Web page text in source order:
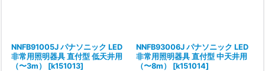
NNFB91005J パナソニック LED
非常用照明器具 直付型 低天井用
（〜3m）
[k151013]
NNFB93006J パナソニック LED
非常用照明器具 直付型 中天井用
（〜8m）
[k151014]